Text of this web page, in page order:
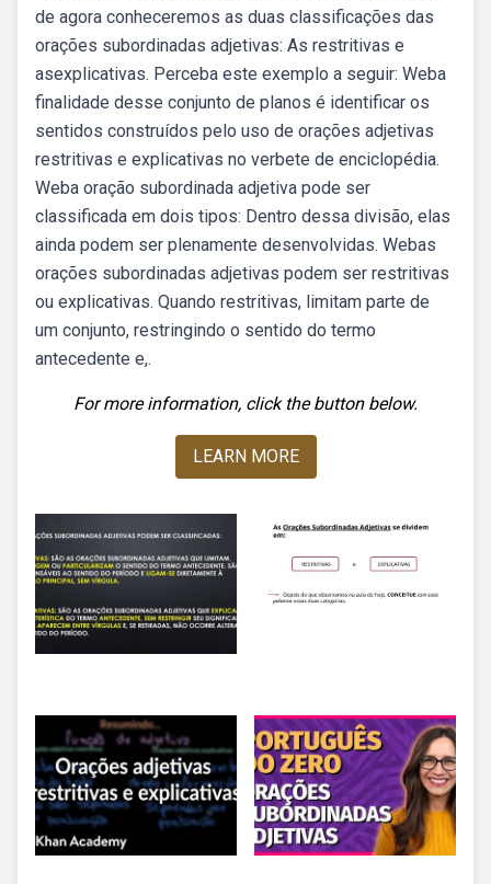
de agora conheceremos as duas classificações das
orações subordinadas adjetivas: As restritivas e
asexplicativas. Perceba este exemplo a seguir: Weba
finalidade desse conjunto de planos é identificar os
sentidos construídos pelo uso de orações adjetivas
restritivas e explicativas no verbete de enciclopédia.
Weba oração subordinada adjetiva pode ser
classificada em dois tipos: Dentro dessa divisão, elas
ainda podem ser plenamente desenvolvidas. Webas
orações subordinadas adjetivas podem ser restritivas
ou explicativas. Quando restritivas, limitam parte de
um conjunto, restringindo o sentido do termo
antecedente e,.
For more information, click the button below.
LEARN MORE